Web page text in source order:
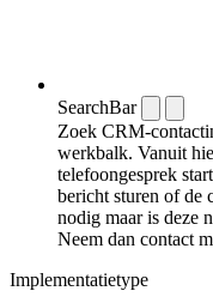
SearchBar
Zoek CRM-
werkbalk. Vanuit
telefoongesprek
bericht sturen of de
nodig maar is deze
Neem dan contact
Implementatietype